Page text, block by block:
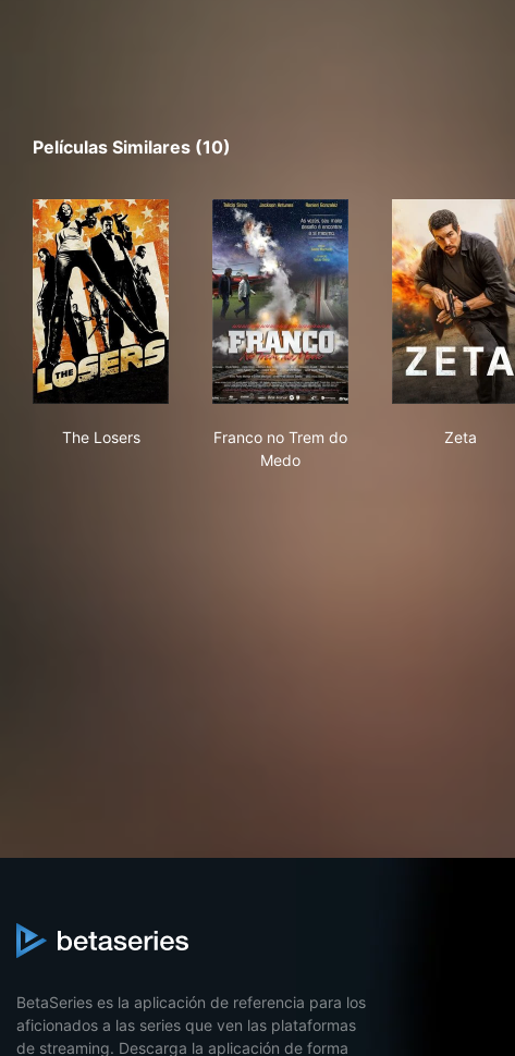
Películas Similares (10)
The Losers
Franco no Trem do
Medo
Zeta
BetaSeries es la aplicación de referencia para los
aficionados a las series que ven las plataformas
de streaming. Descarga la aplicación de forma